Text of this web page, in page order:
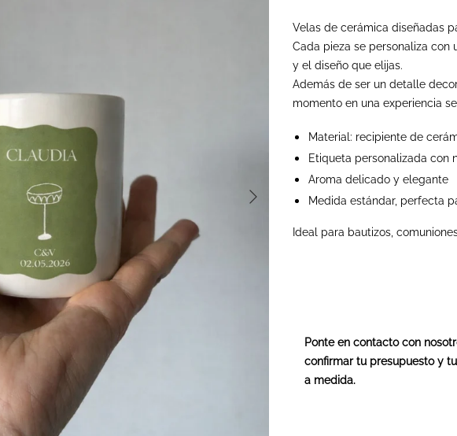
Velas de cerámica diseñadas
Cada pieza se personaliza
y el diseño que elijas.
Además de ser un detalle
momento en una experiencia
Material: recipiente de
Etiqueta personalizada con
Aroma delicado y elegante
Medida estándar, perfecta
Ideal para bautizos,
Ponte en contacto con
confirmar tu presupuesto y
a medida.